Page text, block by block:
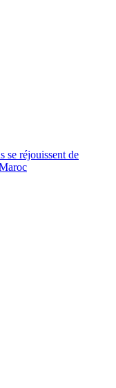
se réjouissent de